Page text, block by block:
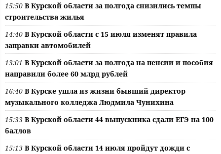
15:50 В Курской области за полгода снизились темпы
строительства жилья
14:40 В Курской области с 15 июля изменят правила
заправки автомобилей
13:01 В Курской области за полгода на пенсии и пособия
направили более 60 млрд рублей
16:40 В Курске ушла из жизни бывший директор
музыкального колледжа Людмила Чунихина
15:33 В Курской области 44 выпускника сдали ЕГЭ на 100
баллов
15:13 В Курской области 14 июля пройдут дожди с